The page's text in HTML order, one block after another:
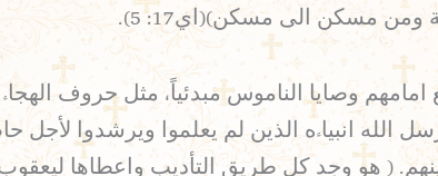
مسكن الى مسكن)(اي17: 5).
وصايا الناموس مبدئياً، مثل حروف
الله انبياءه الذين لم يعلموا ويرشدوا
( هو وجد كل طريق التأديب واعطاها